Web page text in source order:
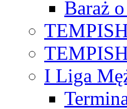
Baraż
I Liga